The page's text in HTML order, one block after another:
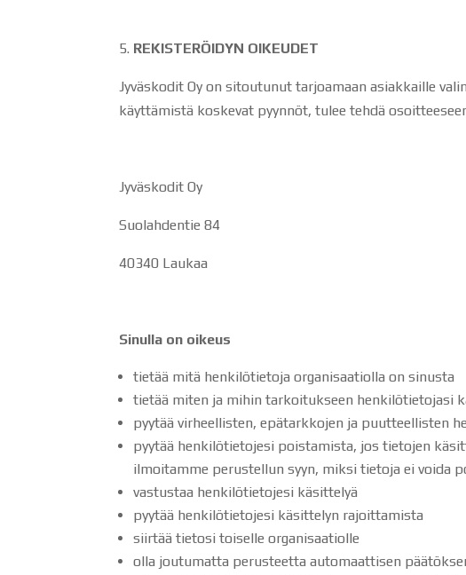
REKISTERÖIDYN OIKEUDET
Jyväskodit Oy on sitoutunut tarjoamaan asiakkaille
käyttämistä koskevat pyynnöt, tulee tehdä
Jyväskodit Oy
Suolahdentie 84
40340 Laukaa
Sinulla on oikeus
tietää mitä henkilötietoja organisaatiolla on sinusta
tietää miten ja mihin tarkoitukseen henkilötietojasi
pyytää virheellisten, epätarkkojen ja puutteellisten
pyytää henkilötietojesi poistamista, jos tietojen
ilmoitamme perustellun syyn, miksi tietoja ei voida
vastustaa henkilötietojesi käsittelyä
pyytää henkilötietojesi käsittelyn rajoittamista
siirtää tietosi toiselle organisaatiolle
olla joutumatta perusteetta automaattisen